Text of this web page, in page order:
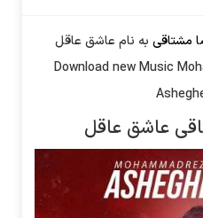
مشتاقی به نامعاشق عاقل
Download new Music
عاشق عاقل